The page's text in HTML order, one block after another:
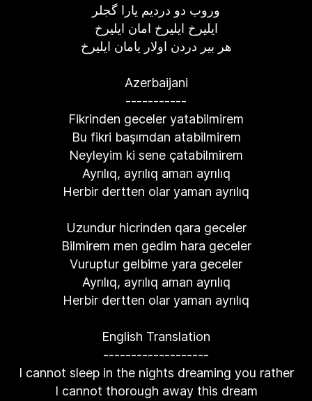
وروب دو دردیم یارا گجلر
ایلیرخ ایلیرخ امان ایلیرخ
هر بیر دردن اولار یامان ایلیرخ
Azerbaijani
-----------
Fikrinden geceler yatabilmirem
Bu fikri başımdan atabilmirem
Neyleyim ki sene çatabilmirem
Ayrılıq, ayrılıq aman ayrılıq
Herbir dertten olar yaman ayrılıq
Uzundur hicrinden qara geceler
Bilmirem men gedim hara geceler
Vuruptur gelbime yara geceler
Ayrılıq, ayrılıq aman ayrılıq
Herbir dertten olar yaman ayrılıq
English Translation
-------------------
I cannot sleep in the nights dreaming you rather
I cannot thorough away this dream